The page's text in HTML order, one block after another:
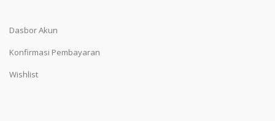
Dasbor Akun
Konfirmasi Pembayaran
Wishlist